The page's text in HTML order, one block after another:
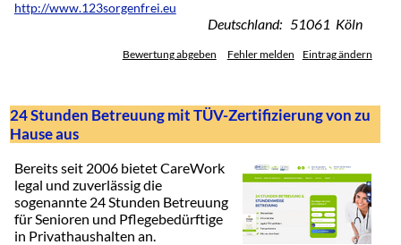
http://www.123sorgenfrei.eu
Deutschland: 51061 Köln
Bewertung abgeben Fehler melden Eintrag ändern
24 Stunden Betreuung mit TÜV-Zertifizierung von zu
Hause aus
Bereits seit 2006 bietet CareWork
legal und zuverlässig die
sogenannte 24 Stunden Betreuung
für Senioren und Pflegebedürftige
in Privathaushalten an.